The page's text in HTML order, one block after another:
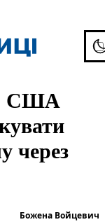
США
через
Божена Войцевич